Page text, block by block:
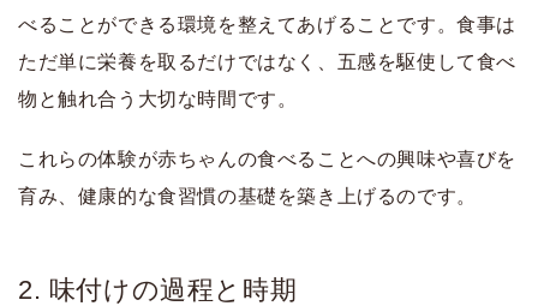
べることができる環境を整えてあげることです。食事は
ただ単に栄養を取るだけではなく、五感を駆使して食べ
物と触れ合う大切な時間です。
これらの体験が赤ちゃんの食べることへの興味や喜びを
育み、健康的な食習慣の基礎を築き上げるのです。
2. 味付けの過程と時期